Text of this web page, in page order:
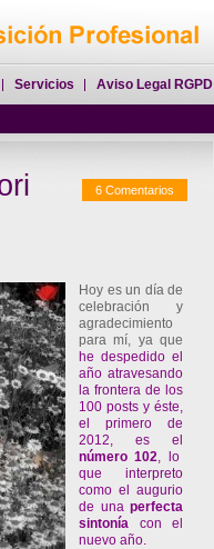
6 Comentarios
Hoy es un día de
celebración y
agradecimiento
para mí, ya que
he despedido el
año atravesando
la frontera de los
100 posts y éste,
el primero de
2012, es el
número 102, lo
que interpreto
como el augurio
de una perfecta
sintonía con el
nuevo año.
Servicios Aviso Legal RGPD